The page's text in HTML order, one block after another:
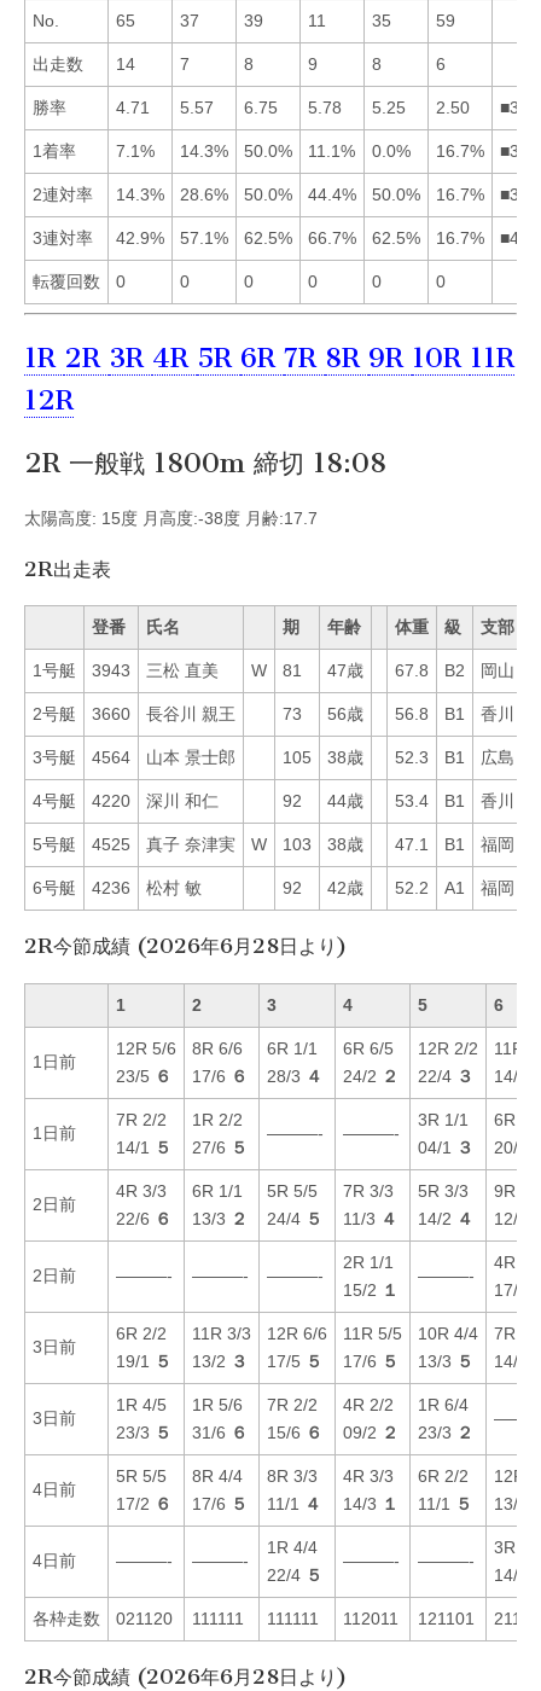
No. 65 37 39 11 35 59
出走数 14 7 8 9 8 6
勝率 4.71 5.57 6.75 5.78 5.25 2.50
1着率 7.1% 14.3% 50.0% 11.1% 0.0% 16.7%
2連対率 14.3% 28.6% 50.0% 44.4% 50.0% 16.7%
3連対率 42.9% 57.1% 62.5% 66.7% 62.5% 16.7%
転覆回数 0 0 0 0 0 0
1R 2R 3R 4R 5R 6R 7R 8R 9R 10R 11R
12R
2R 一般戦 1800m 締切 18:08
太陽高度: 15度 月高度:-38度 月齢:17.7
2R出走表
登番 氏名 期 年齢 体重 級 支部
1号艇 3943 三松 直美 W 81 47歳 67.8 B2 岡山
2号艇 3660 長谷川 親王 73 56歳 56.8 B1 香川
3号艇 4564 山本 景士郎 105 38歳 52.3 B1 広島
4号艇 4220 深川 和仁 92 44歳 53.4 B1 香川
5号艇 4525 真子 奈津実 W 103 38歳 47.1 B1 福岡
6号艇 4236 松村 敏 92 42歳 52.2 A1 福岡
2R今節成績 (2026年6月28日より)
1 2 3 4 5 6
1日前
12R 5/6
23/5 ６
8R 6/6
17/6 ６
6R 1/1
28/3 ４
6R 6/5
24/2 ２
12R 2/2
22/4 ３
11R
14/1
1日前
7R 2/2
14/1
５
1R 2/2
27/6 ５
———- ———-
3R 1/1
04/1
３
6R 4/
20/1
2日前
4R 3/3
22/6 ６
6R 1/1
13/3 ２
5R 5/5
24/4 ５
7R 3/3
11/3 ４
5R 3/3
14/2 ４
9R 1/
12/1
2日前 ———- ———- ———-
2R 1/1
15/2 １
———-
4R 5/
17/4
3日前
6R 2/2
19/1
５
11R 3/3
13/2 ３
12R 6/6
17/5 ５
11R 5/5
17/6 ５
10R 4/4
13/3 ５
7R 6/
14/4
3日前
1R 4/5
23/3 ５
1R 5/6
31/6 ６
7R 2/2
15/6 ６
4R 2/2
09/2 ２
1R 6/4
23/3 ２
4日前
5R 5/5
17/2 ６
8R 4/4
17/6 ５
8R 3/3
11/1
４
4R 3/3
14/3 １
6R 2/2
11/1
５
12R
13/2
4日前 ———- ———-
1R 4/4
22/4 ５
———- ———-
3R 2/
14/2
各枠走数 021120 111111 111111 112011 121101
2R今節成績 (2026年6月28日より)